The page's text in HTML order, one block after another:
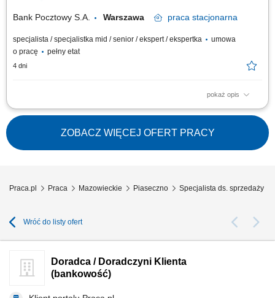
Bank Pocztowy S.A. Warszawa praca stacjonarna
specjalista / specjalistka mid / senior / ekspert / ekspertka
umowa
o pracę
pełny etat
4 dni
pokaż opis
Twój zakres obowiązków Diagnozowanie potrzeb i oczekiwań Klientów;
Aktywne pozyskiwanie Klientów i utrzymywanie z nimi pozytywnych
relacji; Realizacja celów sprzedażowych; Kształtowanie pozytywnego
wizerunku Banku poprzez wysoką jakość obsługi; Operacyjna obsługa
Klientów...
ZOBACZ WIĘCEJ OFERT PRACY
Praca.pl Praca Mazowieckie Piaseczno Specjalista ds. sprzedaży
Wróć do listy ofert
Doradca / Doradczyni Klienta
(bankowość)